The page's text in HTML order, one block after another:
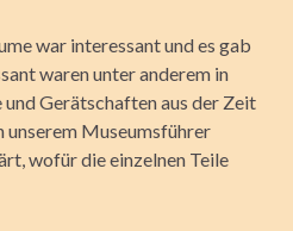
war interessant und es gab
waren unter anderem in
Gerätschaften aus der Zeit
unserem Museumsführer
wofür die einzelnen Teile